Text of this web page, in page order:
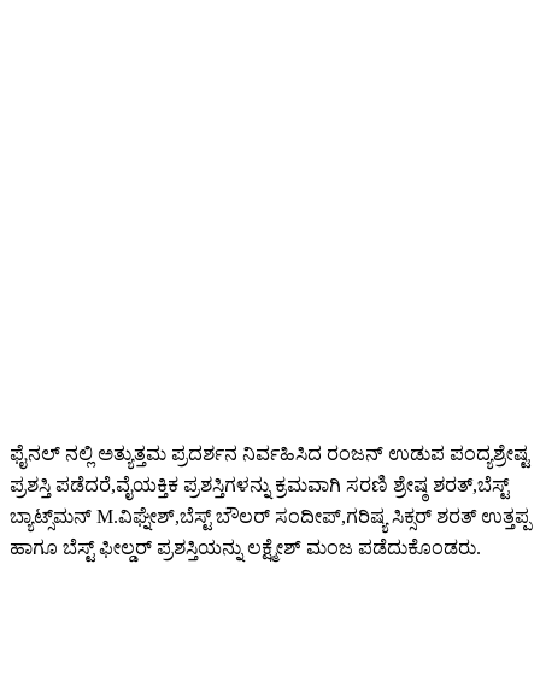
ಫೈನಲ್ ನಲ್ಲಿ ಅತ್ಯುತ್ತಮ ಪ್ರದರ್ಶನ ನಿರ್ವಹಿಸಿದ ರಂಜನ್ ಉಡುಪ ಪಂದ್ಯಶ್ರೇಷ್ಟ
ಪ್ರಶಸ್ತಿ ಪಡೆದರೆ,ವೈಯಕ್ತಿಕ ಪ್ರಶಸ್ತಿಗಳನ್ನು ಕ್ರಮವಾಗಿ ಸರಣಿ ಶ್ರೇಷ್ಠ ಶರತ್,ಬೆಸ್ಟ್
ಬ್ಯಾಟ್ಸ್‌ಮನ್ M.ವಿಘ್ನೇಶ್,ಬೆಸ್ಟ್ ಬೌಲರ್ ಸಂದೀಪ್,ಗರಿಷ್ಯ ಸಿಕ್ಸರ್ ಶರತ್ ಉತ್ತಪ್ಪ
ಹಾಗೂ ಬೆಸ್ಟ್ ಫೀಲ್ಡರ್ ಪ್ರಶಸ್ತಿಯನ್ನು ಲಕ್ಷ್ಮೇಶ್ ಮಂಜ ಪಡೆದುಕೊಂಡರು.